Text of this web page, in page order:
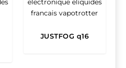
JUSTFOG q16